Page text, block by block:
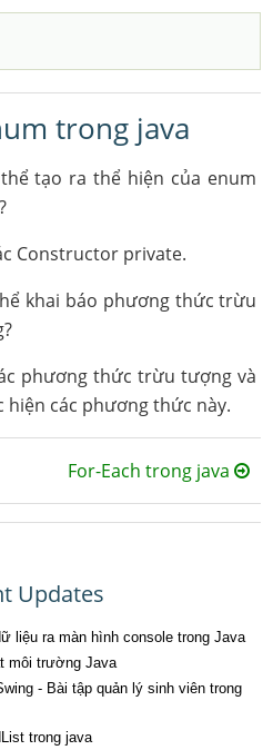
trong java
tạo ra thể hiện của enum
Constructor private.
khai báo phương thức trừu
phương thức trừu tượng và
hiện các phương thức này.
For-Each trong java
Updates
liệu ra màn hình console trong Java
môi trường Java
- Bài tập quản lý sinh viên trong
trong java